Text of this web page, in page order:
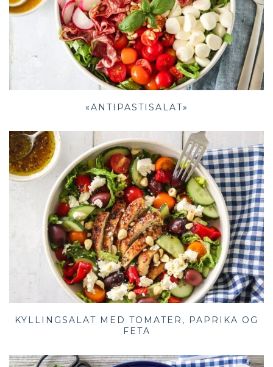
«ANTIPASTISALAT»
KYLLINGSALAT MED TOMATER, PAPRIKA OG
FETA